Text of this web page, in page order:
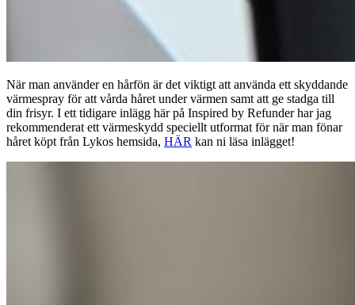
När man använder en hårfön är det viktigt att använda ett skyddande
värmespray för att vårda håret under värmen samt att ge stadga till
din frisyr. I ett tidigare inlägg här på Inspired by Refunder har jag
rekommenderat ett värmeskydd speciellt utformat för när man fönar
håret köpt från Lykos hemsida, HÄR kan ni läsa inlägget!